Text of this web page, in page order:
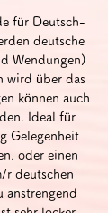
für Deutsch-
deutsche
Wendungen)
wird über das
können auch
Ideal für
Gelegenheit
oder einen
r deutschen
anstrengend